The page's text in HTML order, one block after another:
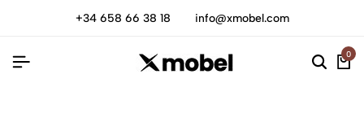
+34 658 66 38 18 info@xmobel.com
0